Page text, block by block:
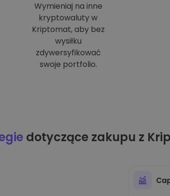
Wymieniaj na inne
kryptowaluty w
Kriptomat, aby bez
wysiłku
zdywersyfikować
swoje portfolio.
dotyczące zakupu z